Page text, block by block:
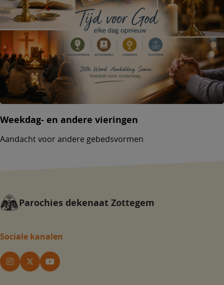
Weekdag- en andere vieringen
Aandacht voor andere gebedsvormen
Parochies dekenaat Zottegem
Sociale kanalen